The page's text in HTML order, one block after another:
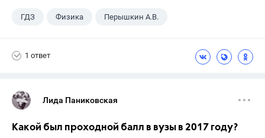
ГДЗ Физика Перышкин А.В.
1 ответ
Лида Паниковская
Какой был проходной балл в вузы в 2017 году?